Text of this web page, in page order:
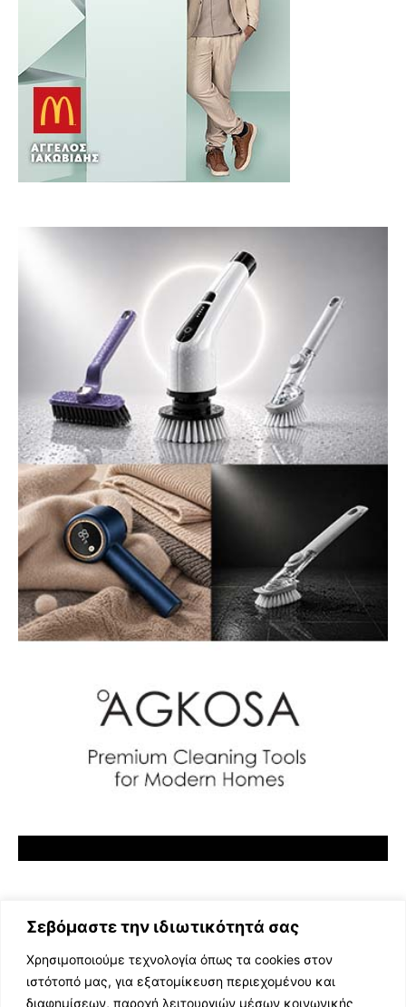
Σεβόμαστε την ιδιωτικότητά σας
Χρησιμοποιούμε τεχνολογία όπως τα cookies στον
ιστότοπό μας, για εξατομίκευση περιεχομένου και
διαφημίσεων, παροχή λειτουργιών μέσων κοινωνικής